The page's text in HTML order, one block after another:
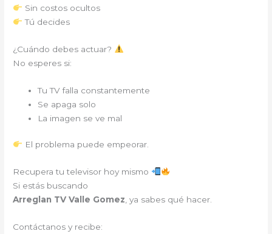
Sin costos ocultos
Tú decides
¿Cuándo debes actuar?
No esperes si:
Tu TV falla constantemente
Se apaga solo
La imagen se ve mal
El problema puede empeorar.
Recupera tu televisor hoy mismo
Si estás buscando
Arreglan TV Valle Gomez , ya sabes qué hacer.
Contáctanos y recibe: